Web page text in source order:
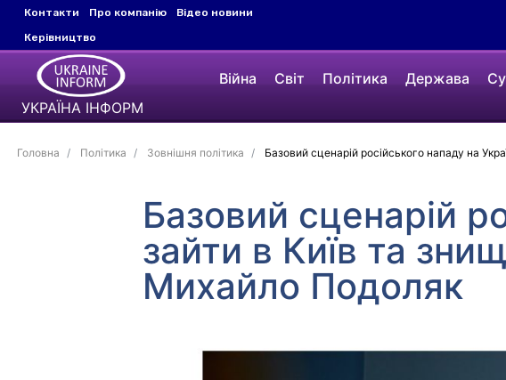
Контакти Про компанію
Відео новини
Керівництво
УКРАЇНА ІНФОРМ
Війна Світ Політика Держава
Головна Політика Зовнішня політика Базовий сценарій російського нападу на
Базовий сценарій
зайти в Київ та
Михайло Подоляк